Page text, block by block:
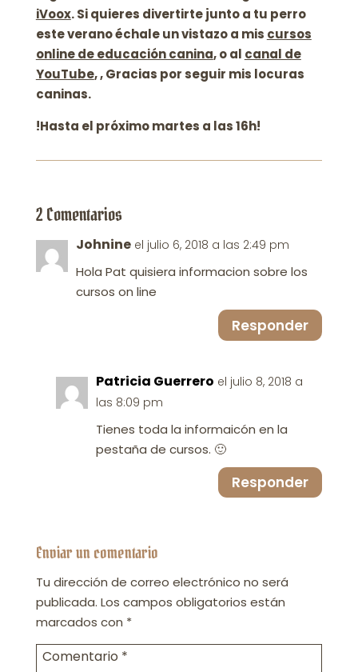
iVoox. Si quieres divertirte junto a tu perro
este verano échale un vistazo a mis cursos
online de educación canina, o al canal de
YouTube, , Gracias por seguir mis locuras
caninas.
!Hasta el próximo martes a las 16h!
2 Comentarios
Johnine el julio 6, 2018 a las 2:49 pm
Hola Pat quisiera informacion sobre los
cursos on line
Responder
Patricia Guerrero el julio 8, 2018 a
las 8:09 pm
Tienes toda la informaicón en la
pestaña de cursos. 🙂
Responder
Enviar un comentario
Tu dirección de correo electrónico no será
publicada. Los campos obligatorios están
marcados con *